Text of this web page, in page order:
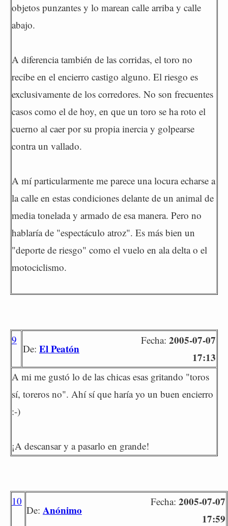
objetos punzantes y lo marean calle arriba y calle
abajo.
A diferencia también de las corridas, el toro no
recibe en el encierro castigo alguno. El riesgo es
exclusivamente de los corredores. No son frecuentes
casos como el de hoy, en que un toro se ha roto el
cuerno al caer por su propia inercia y golpearse
contra un vallado.
A mí particularmente me parece una locura echarse a
la calle en estas condiciones delante de un animal de
media tonelada y armado de esa manera. Pero no
hablaría de "espectáculo atroz". Es más bien un
"deporte de riesgo" como el vuelo en ala delta o el
motociclismo.
9
De: El Peatón
Fecha: 2005-07-07
17:13
A mi me gustó lo de las chicas esas gritando "toros
sí, toreros no". Ahí sí que haría yo un buen encierro
:-)
¡A descansar y a pasarlo en grande!
10
De: Anónimo
Fecha: 2005-07-07
17:59